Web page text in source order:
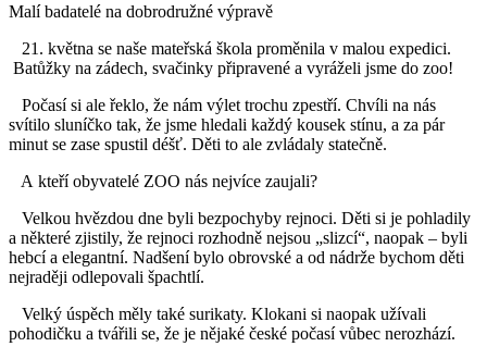
Malí badatelé na dobrodružné výpravě
21. května se naše mateřská škola proměnila v malou expedici.
Batůžky na zádech, svačinky připravené a vyráželi jsme do zoo!
Počasí si ale řeklo, že nám výlet trochu zpestří. Chvíli na nás
svítilo sluníčko tak, že jsme hledali každý kousek stínu, a za pár
minut se zase spustil déšť. Děti to ale zvládaly statečně.
A kteří obyvatelé ZOO nás nejvíce zaujali?
Velkou hvězdou dne byli bezpochyby rejnoci. Děti si je pohladily
a některé zjistily, že rejnoci rozhodně nejsou „slizcí“, naopak – byli
hebcí a elegantní. Nadšení bylo obrovské a od nádrže bychom děti
nejraději odlepovali špachtlí.
Velký úspěch měly také surikaty. Klokani si naopak užívali
pohodičku a tvářili se, že je nějaké české počasí vůbec nerozhází.